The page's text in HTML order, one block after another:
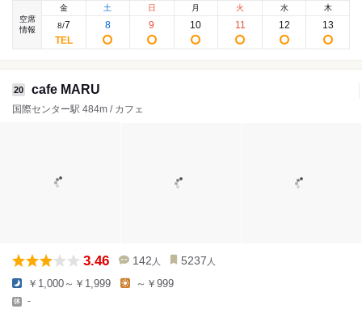
空席
情報
金
8/7
土
8
日
9
月
10
火
11
水
12
木
13
20 cafe MARU
国際センター駅 484m / カフェ
3.46 142 人 5237 人
￥1,000～￥1,999 ～￥999
-